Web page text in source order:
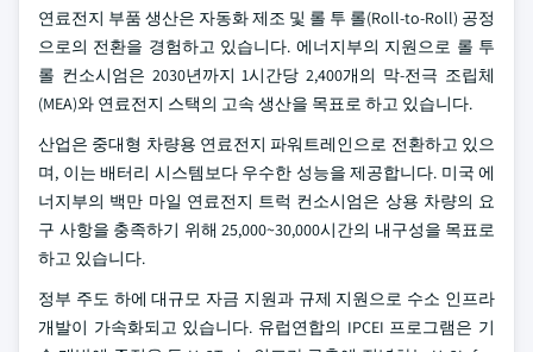
연료전지 부품 생산은 자동화 제조 및 롤 투 롤(Roll-to-Roll) 공정
으로의 전환을 경험하고 있습니다. 에너지부의 지원으로 롤 투
롤 컨소시엄은 2030년까지 1시간당 2,400개의 막-전극 조립체
(MEA)와 연료전지 스택의 고속 생산을 목표로 하고 있습니다.
산업은 중대형 차량용 연료전지 파워트레인으로 전환하고 있으
며, 이는 배터리 시스템보다 우수한 성능을 제공합니다. 미국 에
너지부의 백만 마일 연료전지 트럭 컨소시엄은 상용 차량의 요
구 사항을 충족하기 위해 25,000~30,000시간의 내구성을 목표로
하고 있습니다.
정부 주도 하에 대규모 자금 지원과 규제 지원으로 수소 인프라
개발이 가속화되고 있습니다. 유럽연합의 IPCEI 프로그램은 기